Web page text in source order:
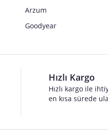
Arzum
Goodyear
Hızlı Kargo
Hızlı kargo ile
en kısa sürede